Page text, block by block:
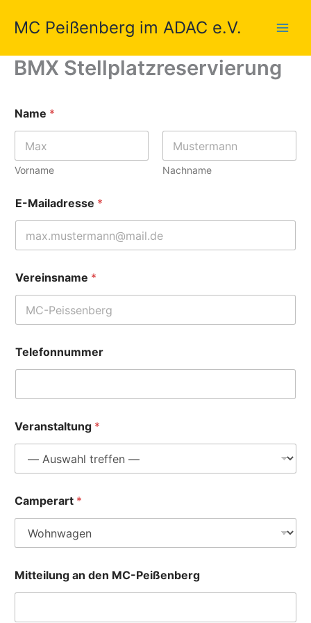
InhaltMC Peißenberg im ADAC e.V.
BMX Stellplatzreservierung
Name *
Vorname Nachname
E-Mailadresse *
Vereinsname *
Telefonnummer
Veranstaltung *
a
m
e
a
r
t
Camperart *
Mitteilung an den MC-Peißenberg